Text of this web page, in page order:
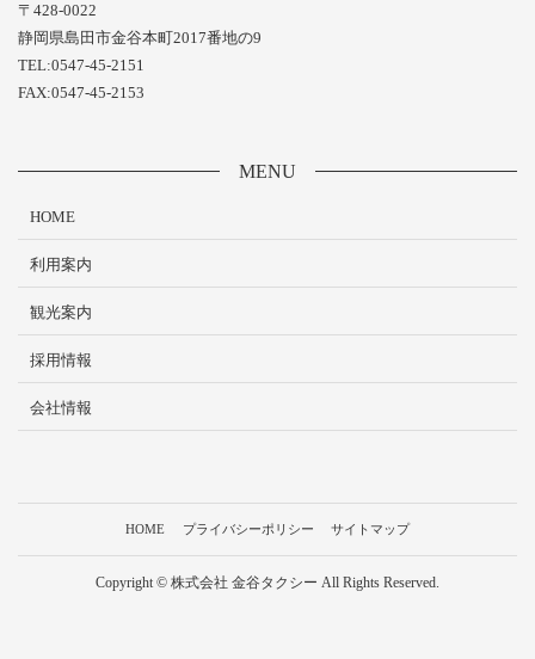
〒428-0022
静岡県島田市金谷本町2017番地の9
TEL:0547-45-2151
FAX:0547-45-2153
MENU
HOME
利用案内
観光案内
採用情報
会社情報
HOME プライバシーポリシー サイトマップ
Copyright © 株式会社 金谷タクシー All Rights Reserved.